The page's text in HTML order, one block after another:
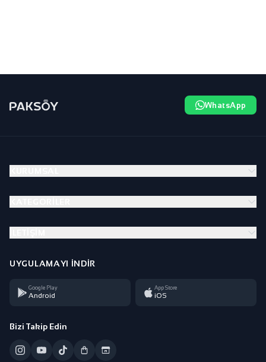
WhatsApp
UYGULAMAYI İNDIR
Google Play
Android
App Store
iOS
Bizi Takip Edin